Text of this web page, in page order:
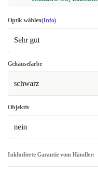
Optik wählen(Info)
Sehr gut
Sehr gut
Premium
Gehäusefarbe
schwarz
Objektiv
nein
In anderen Kombinationen
Inkludierte Garantie vom Händler: